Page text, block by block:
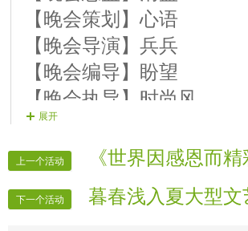
【童真童趣】02爱葫 电
【童真童趣】03秋静 歌
【童真童趣】04彼此 歌曲
【童真童趣】05我来也 歌
【童真童趣】06闹点点
【童真童趣】07动感蝴蝶
【童真童趣】08春天 口
结束舞 馨儿组合 舞曲《大
【晚会策划】心语
【晚会导演】兵兵
【晚会编导】盼望
【晚会执导】时尚风
【晚会统筹】泡泡
【晚会督查】舒心
【晚会主持】温馨、舒童
【晚会广播】就玩，耕夫
展开
上一个活动 《世界因感恩而
下一个活动 暮春浅入夏大型文